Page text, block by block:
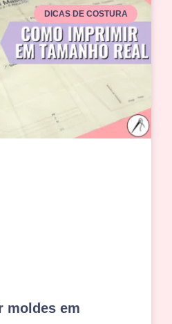
DICAS DE COSTURA
moldes em